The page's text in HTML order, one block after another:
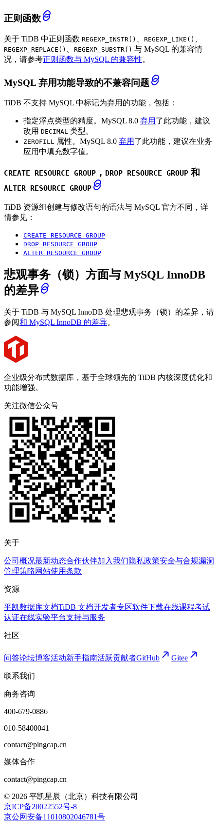
正则函数
关于 TiDB 中正则函数 REGEXP_INSTR() REGEXP_LIKE()
REGEXP_REPLACE() REGEXP_SUBSTR() 与 MySQL 的兼容情
况，请参考正则函数与 MySQL 的兼容性。
MySQL 弃用功能导致的不兼容问题
TiDB 不支持 MySQL 中标记为弃用的功能，包括：
指定浮点类型的精度。MySQL 8.0 弃用 了此功能，建议
改用 DECIMAL 类型。
ZEROFILL 属性。MySQL 8.0 弃用 了此功能，建议在业务
应用中填充数字值。
CREATE RESOURCE GROUP ， DROP RESOURCE GROUP 和
ALTER RESOURCE GROUP
TiDB 资源组创建与修改语句的语法与 MySQL 官方不同，详
情参见：
CREATE RESOURCE GROUP
DROP RESOURCE GROUP
ALTER RESOURCE GROUP
悲观事务（锁）方面与 MySQL InnoDB
的差异
关于 TiDB 与 MySQL InnoDB 处理悲观事务（锁）的差异，请
参阅和 MySQL InnoDB 的差异。
企业级分布式数据库，基于全球领先的 TiDB 内核深度优化和
功能增强。
关注微信公众号
关于
公司概况最新动态合作伙伴加入我们 隐私政策安全与合规漏洞
管理策略网站使用条款
资源
平凯数据库文档TiDB 文档开发者专区软件下载在线课程考试
认证在线实验平台支持与服务
社区
问答论坛博客活动新手指南活跃贡献者GitHub Gitee
联系我们
商务咨询
400-679-0886
010-58400041
contact@pingcap.cn
媒体合作
contact@pingcap.cn
© 2026 平凯星辰（北京）科技有限公司
京ICP备20022552号-8
京公网安备11010802046781号